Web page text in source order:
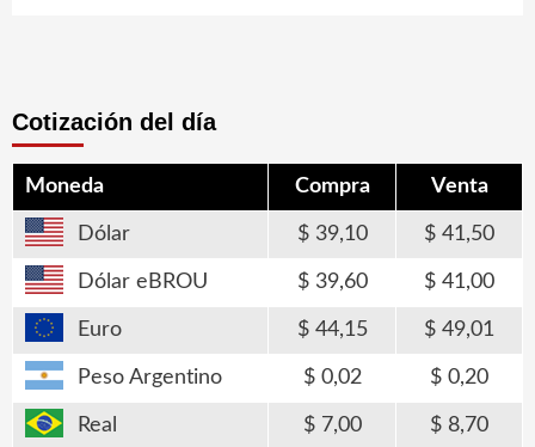
Cotización del día
Moneda Compra Venta
Dólar 39,10 41,50
Dólar eBROU 39,60 41,00
Euro 44,15 49,01
Peso Argentino 0,02 0,20
Real 7,00 8,70